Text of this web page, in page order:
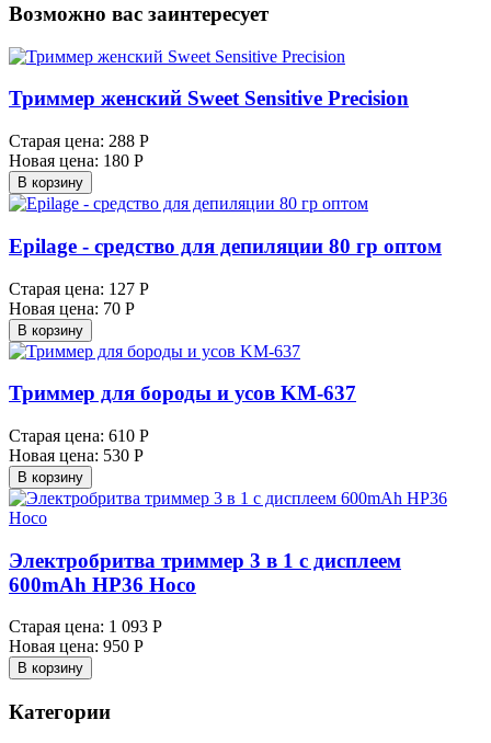
Возможно вас заинтересует
Триммер женский Sweet Sensitive Precision
Старая цена: 288 Р
Новая цена: 180 Р
В корзину
Epilage - средство для депиляции 80 гр оптом
Старая цена: 127 Р
Новая цена: 70 Р
В корзину
Триммер для бороды и усов KM-637
Старая цена: 610 Р
Новая цена: 530 Р
В корзину
Электробритва триммер 3 в 1 с дисплеем
600mAh HP36 Hoco
Старая цена: 1 093 Р
Новая цена: 950 Р
В корзину
Категории